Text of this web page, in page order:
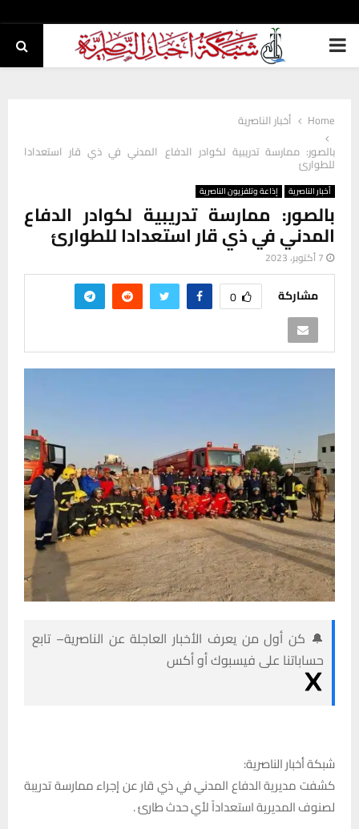
PRIMARY
Home
أخبار الناصرية
بالصور: ممارسة تدريبية لكوادر الدفاع المدني في ذي قار استعدادا
للطوارئ
أخبار الناصرية إذاعة وتلفزيون الناصرية
بالصور: ممارسة تدريبية لكوادر الدفاع
المدني في ذي قار استعدادا للطوارئ
7 أكتوبر، 2023
مشاركة 0
🔔 كن أول من يعرف الأخبار العاجلة عن الناصرية– تابع
حساباتنا على فيسبوك أو أكس
شبكة أخبار الناصرية:
كشفت مديرية الدفاع المدني في ذي قار عن إجراء ممارسة تدريبة
لصنوف المديرية استعداداً لأي حدث طارئ .